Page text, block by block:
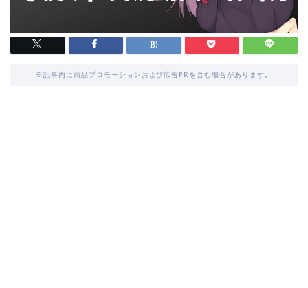
※記事内に商品プロモーションおよび広告PRを含む場合があります。